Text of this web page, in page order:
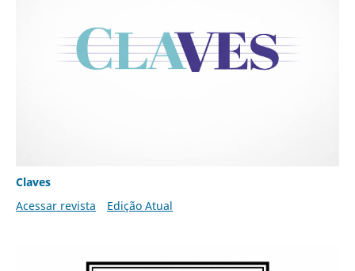
Claves
Acessar revista
Edição Atual